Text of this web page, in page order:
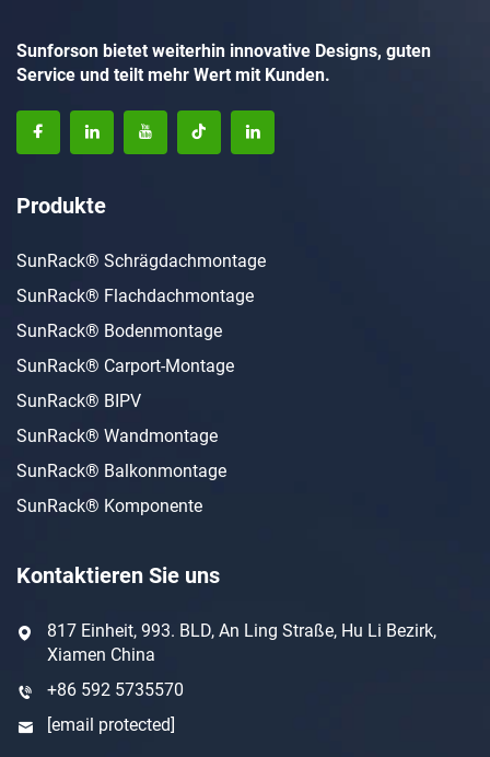
Sunforson bietet weiterhin innovative Designs, guten
Service und teilt mehr Wert mit Kunden.
Produkte
SunRack® Schrägdachmontage
SunRack® Flachdachmontage
SunRack® Bodenmontage
SunRack® Carport-Montage
SunRack® BIPV
SunRack® Wandmontage
SunRack® Balkonmontage
SunRack® Komponente
Kontaktieren Sie uns
817 Einheit, 993. BLD, An Ling Straße, Hu Li Bezirk,
Xiamen China
+86 592 5735570
[email protected]